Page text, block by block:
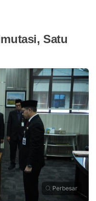
Satu
Perbesar